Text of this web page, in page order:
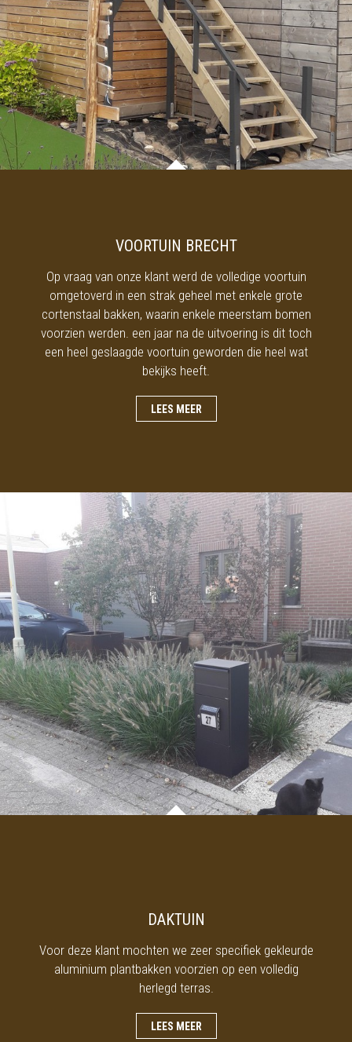
VOORTUIN BRECHT
Op vraag van onze klant werd de volledige voortuin
omgetoverd in een strak geheel met enkele grote
cortenstaal bakken, waarin enkele meerstam bomen
voorzien werden. een jaar na de uitvoering is dit toch
een heel geslaagde voortuin geworden die heel wat
bekijks heeft.
LEES MEER
DAKTUIN
Voor deze klant mochten we zeer specifiek gekleurde
aluminium plantbakken voorzien op een volledig
herlegd terras.
LEES MEER